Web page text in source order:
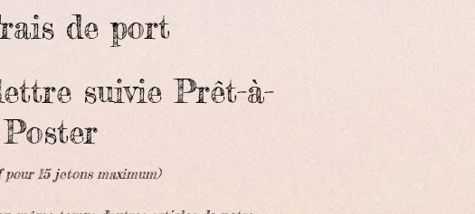
de port
suivie Prêt-à-
Poster
15 jetons maximum)